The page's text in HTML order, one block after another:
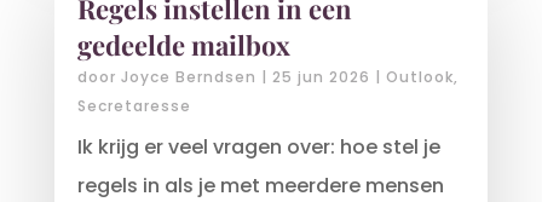
Regels instellen in een
gedeelde mailbox
door Joyce Berndsen | 25 jun 2026 | Outlook,
Secretaresse
Ik krijg er veel vragen over: hoe stel je
regels in als je met meerdere mensen